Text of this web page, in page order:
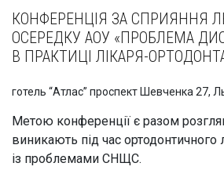
КОНФЕРЕНЦІЯ ЗА СПРИЯННЯ
ОСЕРЕДКУ АОУ «ПРОБЛЕМА
В ПРАКТИЦІ ЛІКАРЯ-
готель “Атлас” проспект Шевченка 27,
Метою конференції є разом
виникають під час ортодонтичного
із проблемами СНЩС.